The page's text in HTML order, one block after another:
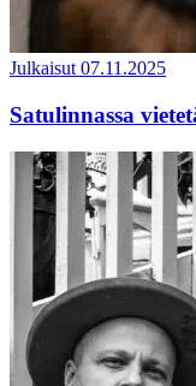
Julkaisut 07.11.2025
Satulinnassa